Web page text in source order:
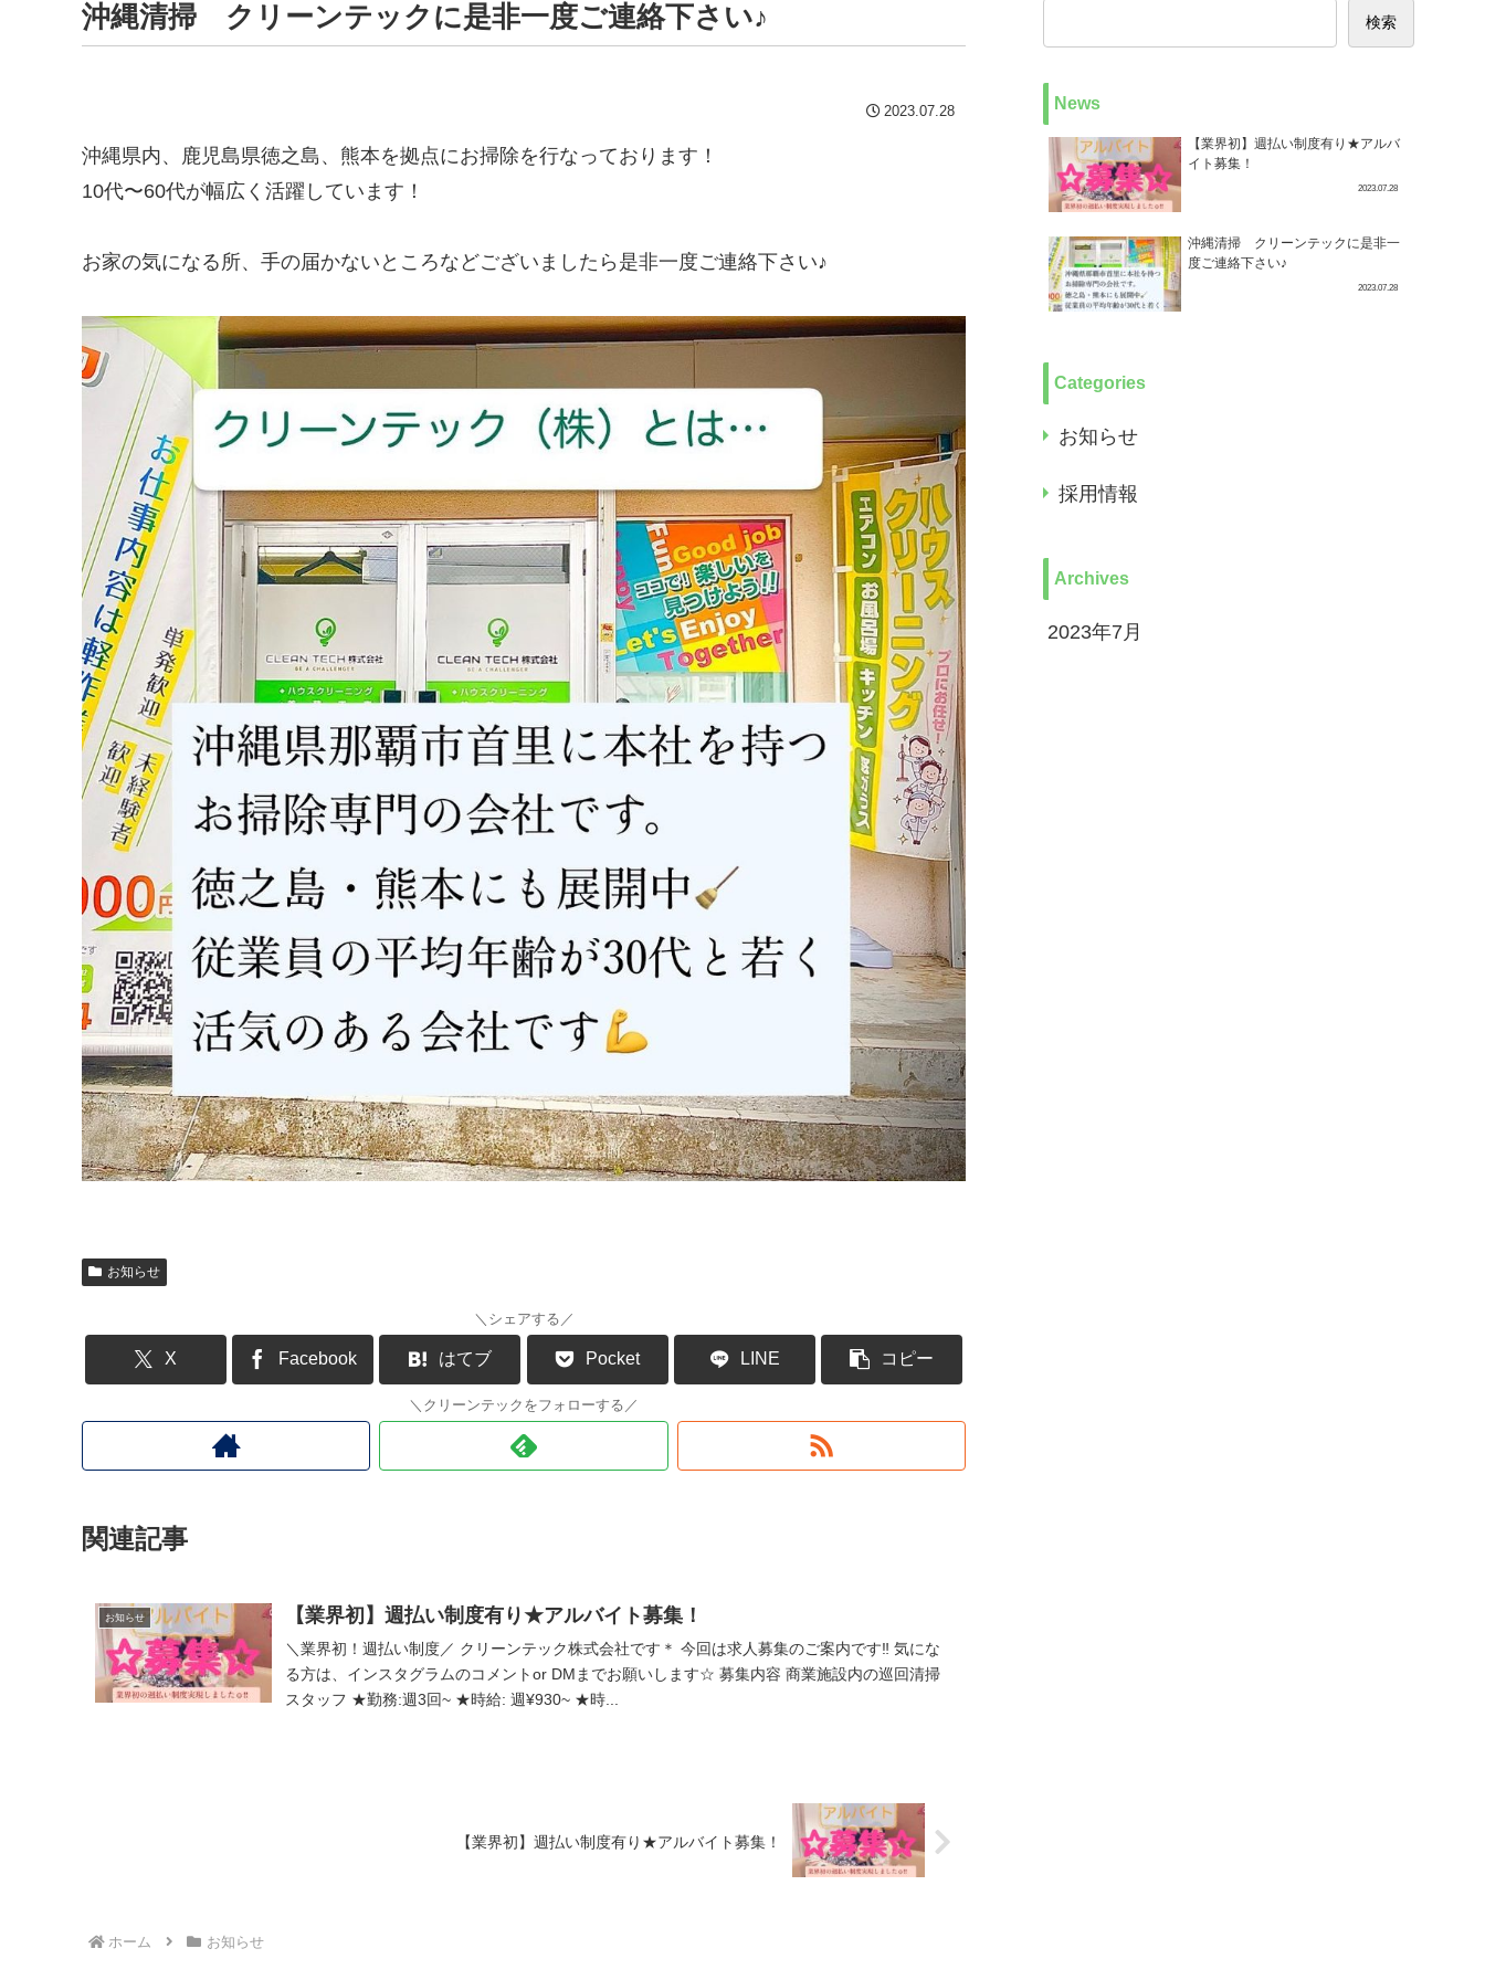
沖縄清掃 クリーンテックに是非一度ご連絡下さい♪
2023.07.28
沖縄県内、鹿児島県徳之島、熊本を拠点にお掃除を行なっております！
10代〜60代が幅広く活躍しています！
お家の気になる所、手の届かないところなどございましたら是非一度ご連絡下さい♪
お知らせ
＼シェアする／
X Facebook はてブ Pocket LINE コピー
＼クリーンテックをフォローする／
関連記事
お知らせ 【業界初】週払い制度有り★アルバイト募集！
＼業界初！週払い制度／ クリーンテック株式会社です＊ 今回は求人募集のご案内です‼︎ 気にな
る方は、インスタグラムのコメントor DMまでお願いします☆ 募集内容 商業施設内の巡回清掃
スタッフ ★勤務:週3回~ ★時給: 週¥930~ ★時...
【業界初】週払い制度有り★アルバイト募集！
ホーム お知らせ
検索
News
【業界初】週払い制度有り★アルバ
イト募集！
2023.07.28
沖縄清掃 クリーンテックに是非一
度ご連絡下さい♪
2023.07.28
Categories
お知らせ
採用情報
Archives
2023年7月